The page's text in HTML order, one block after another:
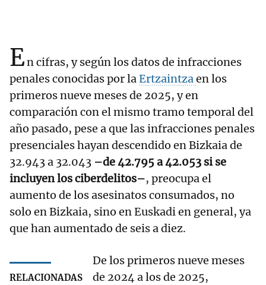
En cifras, y según los datos de infracciones
penales conocidas por laErtzaintzaen los
primeros nueve meses de 2025, y en
comparación con el mismo tramo temporal del
año pasado, pese a que las infracciones penales
presenciales hayan descendido en Bizkaia de
32.943 a 32.043 –de 42.795 a 42.053 si se
incluyen los ciberdelitos–, preocupa el
aumento de los asesinatos consumados, no
solo en Bizkaia, sino en Euskadi en general, ya
que han aumentado de seis a diez.
RELACIONADAS
De los primeros nueve meses
de 2024 a los de 2025,